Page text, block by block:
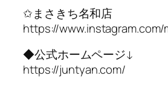
✩まさきち名和店
https://www.instagram.com/
◆公式ホームページ↓
https://juntyan.com/